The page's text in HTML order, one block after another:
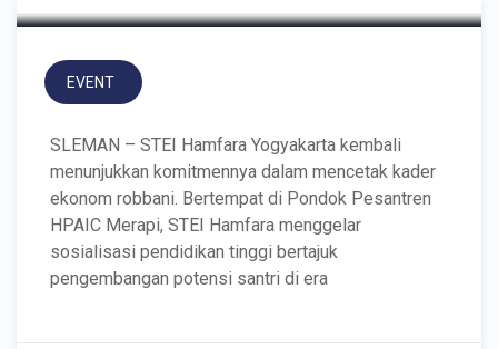
EVENT
SLEMAN – STEI Hamfara Yogyakarta kembali
menunjukkan komitmennya dalam mencetak kader
ekonom robbani. Bertempat di Pondok Pesantren
HPAIC Merapi, STEI Hamfara menggelar
sosialisasi pendidikan tinggi bertajuk
pengembangan potensi santri di era